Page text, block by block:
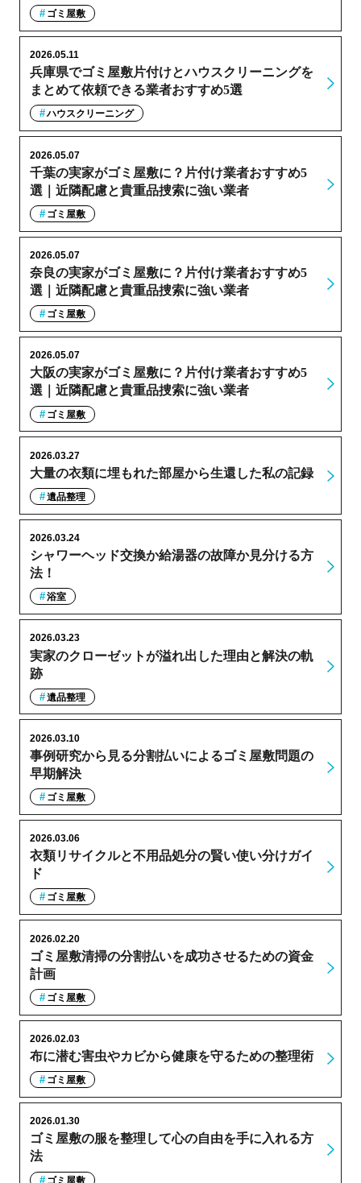
ゴミ屋敷
兵庫県でゴミ屋敷片付けとハウスクリーニングを
まとめて依頼できる業者おすすめ5選
2026.05.11
ハウスクリーニング
千葉の実家がゴミ屋敷に？片付け業者おすすめ5
選｜近隣配慮と貴重品捜索に強い業者
2026.05.07
ゴミ屋敷
奈良の実家がゴミ屋敷に？片付け業者おすすめ5
選｜近隣配慮と貴重品捜索に強い業者
2026.05.07
ゴミ屋敷
大阪の実家がゴミ屋敷に？片付け業者おすすめ5
選｜近隣配慮と貴重品捜索に強い業者
2026.05.07
ゴミ屋敷
大量の衣類に埋もれた部屋から生還した私の記録
2026.03.27
遺品整理
シャワーヘッド交換か給湯器の故障か見分ける方
法！
2026.03.24
浴室
実家のクローゼットが溢れ出した理由と解決の軌
跡
2026.03.23
遺品整理
事例研究から見る分割払いによるゴミ屋敷問題の
早期解決
2026.03.10
ゴミ屋敷
衣類リサイクルと不用品処分の賢い使い分けガイ
ド
2026.03.06
ゴミ屋敷
ゴミ屋敷清掃の分割払いを成功させるための資金
計画
2026.02.20
ゴミ屋敷
布に潜む害虫やカビから健康を守るための整理術
2026.02.03
ゴミ屋敷
ゴミ屋敷の服を整理して心の自由を手に入れる方
法
2026.01.30
ゴミ屋敷